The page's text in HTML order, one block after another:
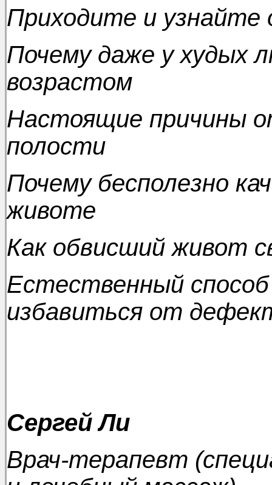
Приходите и
Почему даже у худых
возрастом
Настоящие причины
полости
Почему бесполезно
животе
Как обвисший живот
Естественный
избавиться от
Сергей Ли
Врач-терапевт